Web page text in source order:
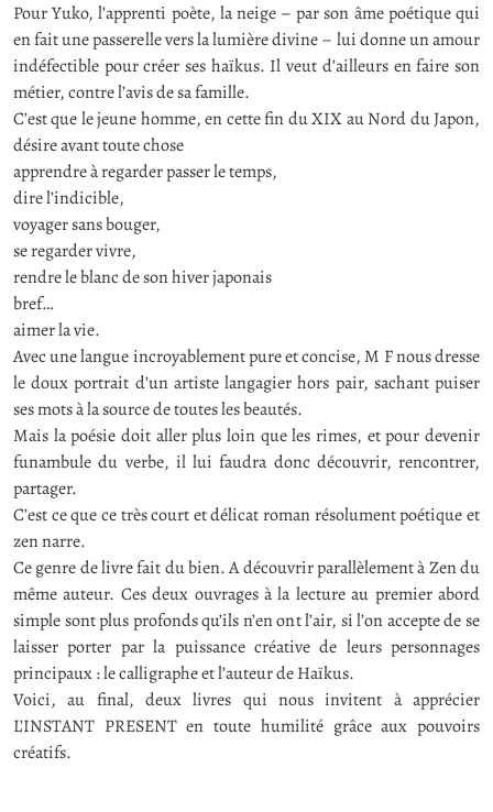
Pour Yuko, l’apprenti poète, la neige – par son âme poétique qui
en fait une passerelle vers la lumière divine – lui donne un amour
indéfectible pour créer ses haïkus. Il veut d’ailleurs en faire son
métier, contre l’avis de sa famille.
C’est que le jeune homme, en cette fin du XIX au Nord du Japon,
désire avant toute chose
apprendre à regarder passer le temps,
dire l’indicible,
voyager sans bouger,
se regarder vivre,
rendre le blanc de son hiver japonais
bref…
aimer la vie.
Avec une langue incroyablement pure et concise, M F nous dresse
le doux portrait d’un artiste langagier hors pair, sachant puiser
ses mots à la source de toutes les beautés.
Mais la poésie doit aller plus loin que les rimes, et pour devenir
funambule du verbe, il lui faudra donc découvrir, rencontrer,
partager.
C’est ce que ce très court et délicat roman résolument poétique et
zen narre.
Ce genre de livre fait du bien. A découvrir parallèlement à Zen du
même auteur. Ces deux ouvrages à la lecture au premier abord
simple sont plus profonds qu’ils n’en ont l’air, si l’on accepte de se
laisser porter par la puissance créative de leurs personnages
principaux : le calligraphe et l’auteur de Haïkus.
Voici, au final, deux livres qui nous invitent à apprécier
L’INSTANT PRESENT en toute humilité grâce aux pouvoirs
créatifs.